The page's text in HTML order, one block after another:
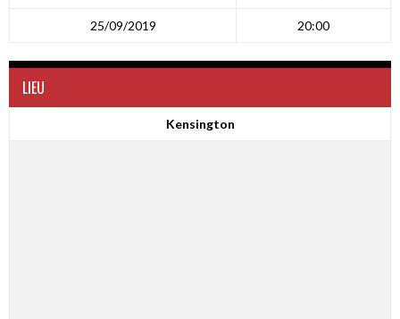
25/09/2019 20:00
LIEU
Kensington